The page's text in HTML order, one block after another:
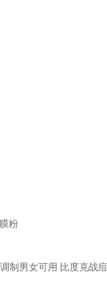
粉
制男女可用 比度克战